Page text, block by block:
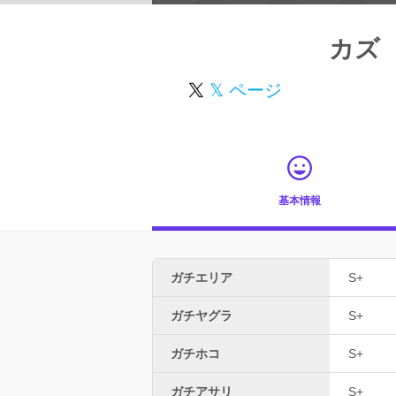
カズ
𝕏 ページ
基本情報
ガチエリア S+
ガチヤグラ S+
ガチホコ S+
ガチアサリ S+